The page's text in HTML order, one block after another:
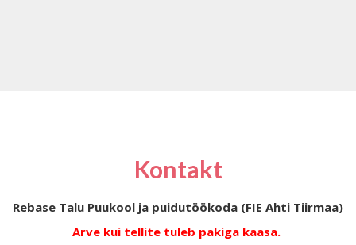
Kontakt
Rebase Talu Puukool ja puidutöökoda (FIE Ahti Tiirmaa)
Arve kui tellite tuleb pakiga kaasa.